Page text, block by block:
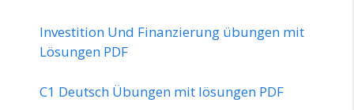
Investition Und Finanzierung übungen mit
Lösungen PDF
C1 Deutsch Übungen mit lösungen PDF